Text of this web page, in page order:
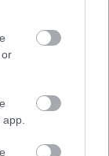
Niki